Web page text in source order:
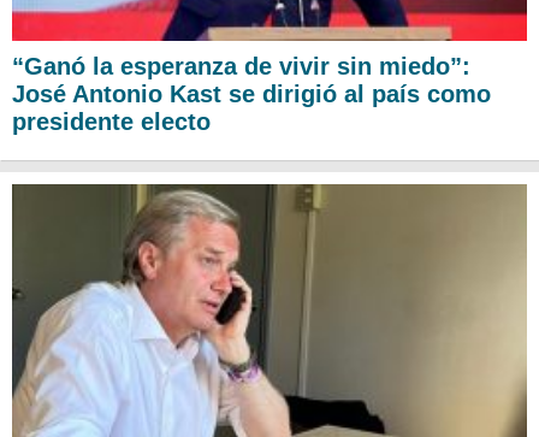
“Ganó la esperanza de vivir sin miedo”:
José Antonio Kast se dirigió al país como
presidente electo